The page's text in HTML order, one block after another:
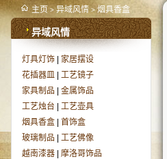
主页 > 异域风情 > 烟具香盒
异域风情
灯具灯饰
家居摆设
花插器皿
工艺镜子
家具制品
金属饰品
工艺烛台
工艺壶具
烟具香盒
首饰盒
玻璃制品
工艺佛像
越南漆器
摩洛哥饰品